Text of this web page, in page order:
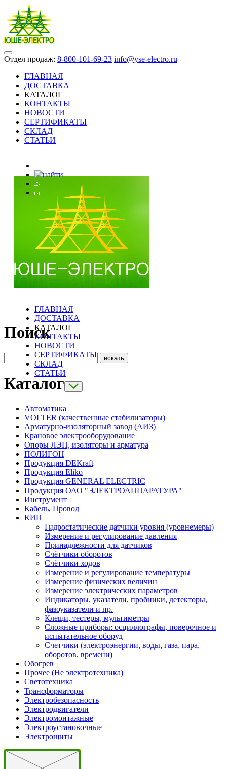
Отдел продаж: 8-800-101-69-23 info@yse-electro.ru
ГЛАВНАЯ
ДОСТАВКА
КАТАЛОГ
КОНТАКТЫ
НОВОСТИ
СЕРТИФИКАТЫ
СКЛАД
СТАТЬИ
ГЛАВНАЯ
ДОСТАВКА
КАТАЛОГ
КОНТАКТЫ
НОВОСТИ
СЕРТИФИКАТЫ
СКЛАД
СТАТЬИ
Поиск
Каталог
Автоматика
VOLTER (качественные стабилизаторы)
Арматурно-изоляторный завод (АИЗ)
Крановое электрооборудование
Опоры ЛЭП, изоляторы и арматура
ПОЛИГОН
Продукция DEKraft
Продукция Eliko
Продукция GENERAL ELECTRIC
Продукция ОАО "ЭЛЕКТРОАППАРАТУРА"
Инструмент
Кабель, Провод
КИП
Гидростатические датчики уровня (уровнемеры)
Измерение и регулирование давления
Принадлежности для датчиков
Счётчики оборотов
Счётчики ходов
Измерение и регулирование температуры
Измерение физических величин
Измерение электрических параметров
Индикаторы, указатели, пробники, детекторы,
фазоуказатели и пр.
Клещи, тестеры, мультиметры
Сложные приборы: осциллографы, поверочное и
испытательное оборуд
Счетчики (электроэнергии, воды, газа, пара,
оборотов, времени)
Обогрев
Прочее (Не электротехника)
Светотехника
Трансформаторы
Электробезопасность
Электродвигатели
Электромонтажные
Электроустановочные
Электрощиты